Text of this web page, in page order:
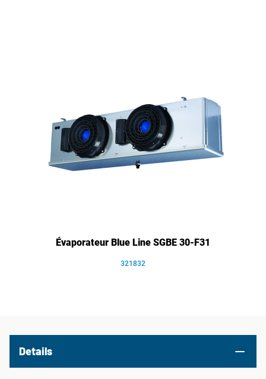
Évaporateur Blue Line SGBE 30-F31
321832
Details